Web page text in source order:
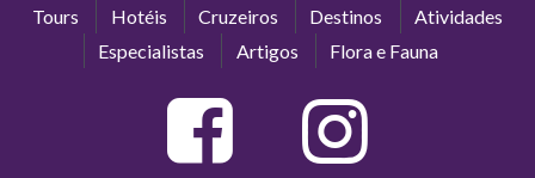
Tours Hotéis Cruzeiros Destinos
Atividades
Especialistas
Artigos Flora e Fauna